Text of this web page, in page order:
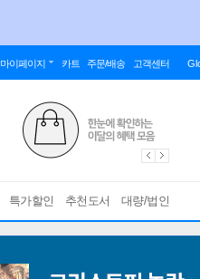
마이페이지 카트 주문/배송 고객센터
특가할인 추천도서 대량/법인